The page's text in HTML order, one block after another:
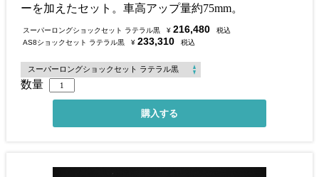
ーを加えたセット。車高アップ量約75mm。
スーパーロングショックセット ラテラル黒 ¥ 216,480
税込
AS8ショックセット ラテラル黒
¥ 233,310 税込
数量